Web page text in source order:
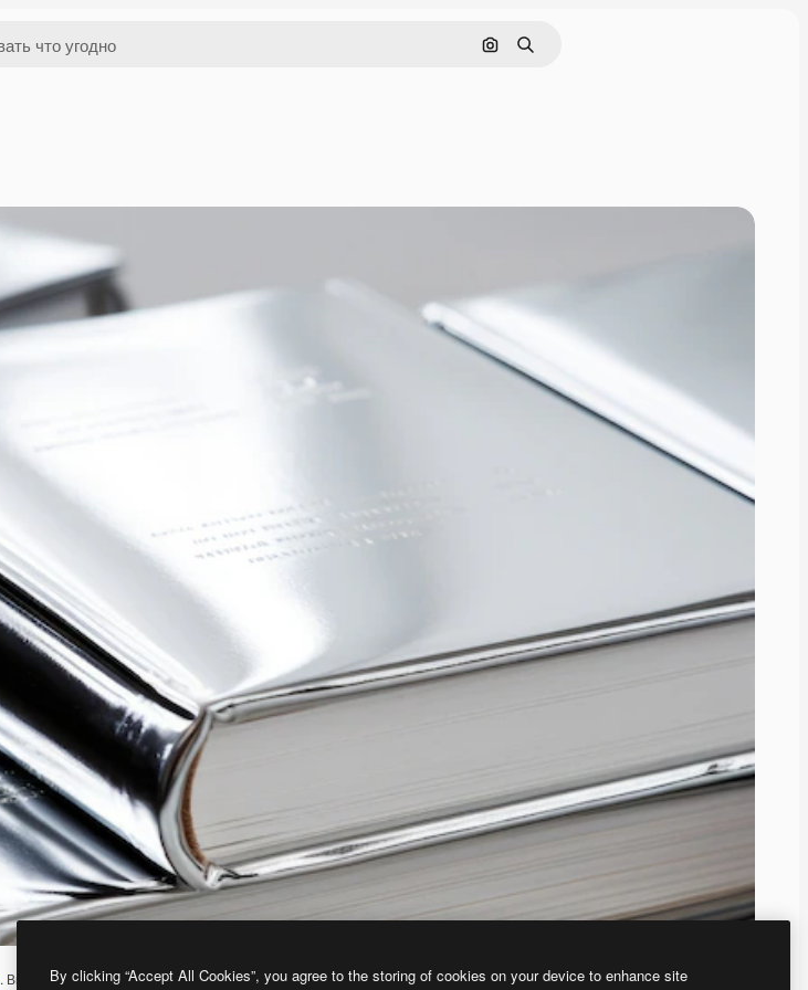
Поиск по изображению
Поиск
. Вы можете создать свой собственный с помощью нашего генератора изображений на основе ИИ.
By clicking “Accept All Cookies”, you agree to the storing of cookies on your device to enhance site